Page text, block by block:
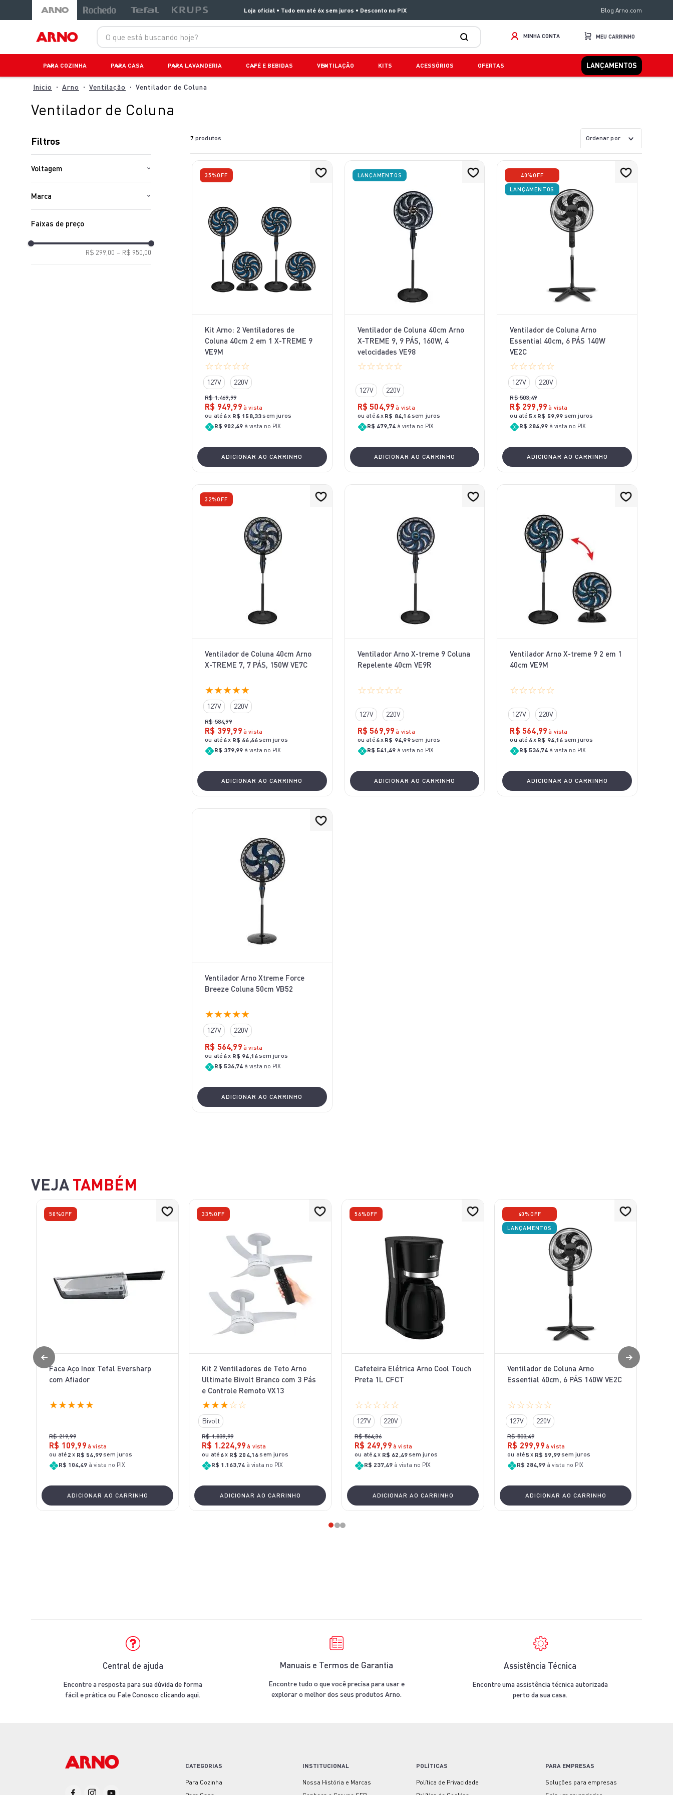
Loja oficial • Tudo em até 6x sem juros • Desconto no PIX Blog Arno.com
O que está buscando hoje?
MINHA CONTA
PARA COZINHA PARA CASA PARA LAVANDERIA CAFÉ E BEBIDAS VENTILAÇÃO KITS ACESSÓRIOS OFERTAS LANÇAMENTOS
Arno Ventilação Ventilador de Coluna
Ventilador de Coluna
Filtros
Voltagem
Marca
Faixas de preço
R$ 299,00 – R$ 950,00
7 produtos Ordenar por
35%OFF
Kit Arno: 2 Ventiladores de
Coluna 40cm 2 em 1 X-TREME 9
VE9M
☆☆☆☆☆
127V 220V
R$ 1.469,99
R$ 949,99 à vista
ou até 6x R$ 158,33sem juros
R$ 902,49 à vista no PIX
ADICIONAR AO CARRINHO
LANÇAMENTOS
Ventilador de Coluna 40cm Arno
X-TREME 9, 9 PÁS, 160W, 4
velocidades VE98
☆☆☆☆☆
127V 220V
R$ 504,99 à vista
ou até 6x R$ 84,16sem juros
R$ 479,74 à vista no PIX
ADICIONAR AO CARRINHO
40%OFF
LANÇAMENTOS
Ventilador de Coluna Arno
Essential 40cm, 6 PÁS 140W
VE2C
☆☆☆☆☆
127V 220V
R$ 503,49
R$ 299,99 à vista
ou até 5 x R$ 59,99 sem juros
R$ 284,99 à vista no PIX
ADICIONAR AO CARRINHO
32%OFF
Ventilador de Coluna 40cm Arno
X-TREME 7, 7 PÁS, 150W VE7C
★★★★★
127V 220V
R$ 584,99
R$ 399,99 à vista
ou até 6x R$ 66,66sem juros
R$ 379,99 à vista no PIX
ADICIONAR AO CARRINHO
Ventilador Arno X-treme 9 Coluna
Repelente 40cm VE9R
☆☆☆☆☆
127V 220V
R$ 569,99 à vista
ou até 6x R$ 94,99sem juros
R$ 541,49 à vista no PIX
ADICIONAR AO CARRINHO
Ventilador Arno X-treme 9 2 em 1
40cm VE9M
☆☆☆☆☆
127V 220V
R$ 564,99 à vista
ou até 6x R$ 94,16 sem juros
R$ 536,74 à vista no PIX
ADICIONAR AO CARRINHO
Ventilador Arno Xtreme Force
Breeze Coluna 50cm VB52
★★★★★
127V 220V
R$ 564,99 à vista
ou até 6x R$ 94,16sem juros
R$ 536,74 à vista no PIX
ADICIONAR AO CARRINHO
VEJA TAMBÉM
50%OFF
Faca Aço Inox Tefal Eversharp
com Afiador
★★★★★
R$ 219,99
R$ 109,99 à vista
ou até 2 x R$ 54,99sem juros
R$ 104,49 à vista no PIX
ADICIONAR AO CARRINHO
33%OFF
Kit 2 Ventiladores de Teto Arno
Ultimate Bivolt Branco com 3 Pás
e Controle Remoto VX13
★★★☆☆
Bivolt
R$ 1.839,99
R$ 1 .224,99 à vista
ou até 6x R$ 204,16sem juros
R$ 1.163,74 à vista no PIX
ADICIONAR AO CARRINHO
56%OFF
Cafeteira Elétrica Arno Cool Touch
Preta 1L CFCT
☆☆☆☆☆
127V 220V
R$ 564,36
R$ 249,99 à vista
ou até 4x R$ 62 ,49sem juros
R$ 237,49 à vista no PIX
ADICIONAR AO CARRINHO
40%OFF
LANÇAMENTOS
Ventilador de Coluna Arno
Essential 40cm, 6 PÁS 140W VE2C
☆☆☆☆☆
127V 220V
R$ 503,49
R$ 299,99 à vista
ou até 5 x R$ 59,99sem juros
R$ 284,99 à vista no PIX
ADICIONAR AO CARRINHO
Central de ajuda
Encontre a resposta para sua dúvida de forma
fácil e prática ou Fale Conosco clicando aqui.
Manuais e Termos de Garantia
Encontre tudo o que você precisa para usar e
explorar o melhor dos seus produtos Arno.
Assistência Técnica
Encontre uma assistência técnica autorizada
perto da sua casa.
CATEGORIAS
Para Cozinha
INSTITUCIONAL
Nossa História e Marcas
POLÍTICAS
Política de Privacidade
PARA EMPRESAS
Soluções para empresas
6º
rochedo natural stone
jogo panelas rochedo stone pro
vaporizador pure pop
bake easy